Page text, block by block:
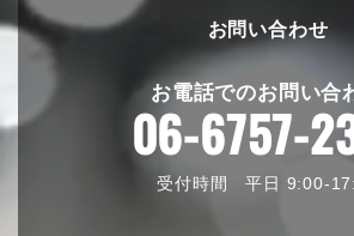
お問い合わせ
お電話でのお問い合
06-6757-
受付時間 平日 9:00-